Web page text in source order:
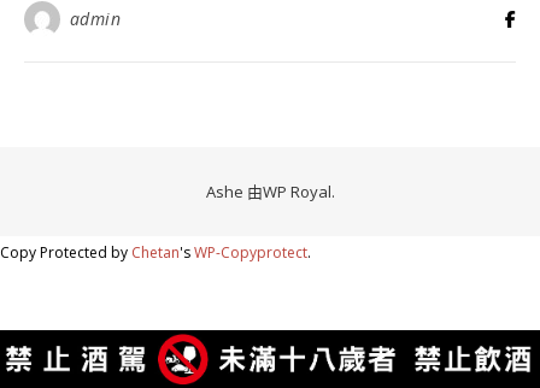
admin
Ashe 由WP Royal.
Copy Protected by Chetan'sWP-Copyprotect.